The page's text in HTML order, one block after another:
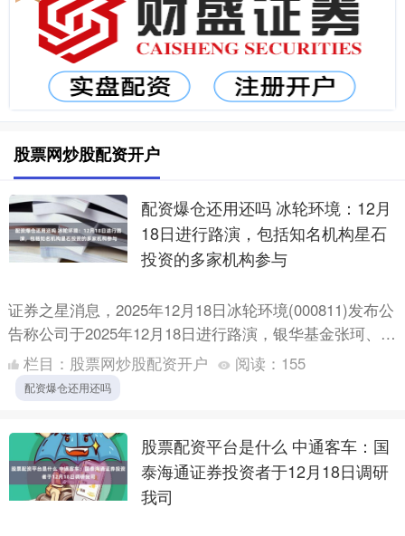
股票网炒股配资开户
配资爆仓还用还吗 冰轮环境：12月
18日进行路演，包括知名机构星石
投资的多家机构参与
证券之星消息，2025年12月18日冰轮环境(000811)发布公
告称公司于2025年12月18日进行路演，银华基金张珂、申
万菱信基金付娟 苗琦 龚霄 谢欣雨、....
栏目： 股票网炒股配资开户 阅读： 155
配资爆仓还用还吗
股票配资平台是什么 中通客车：国
泰海通证券投资者于12月18日调研
我司